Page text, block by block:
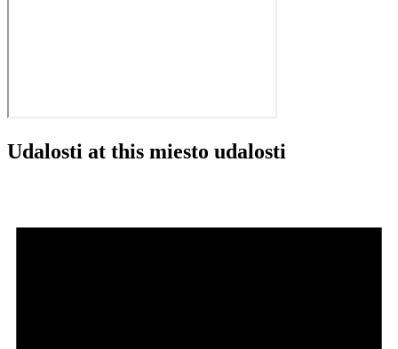
Udalosti at this miesto udalosti